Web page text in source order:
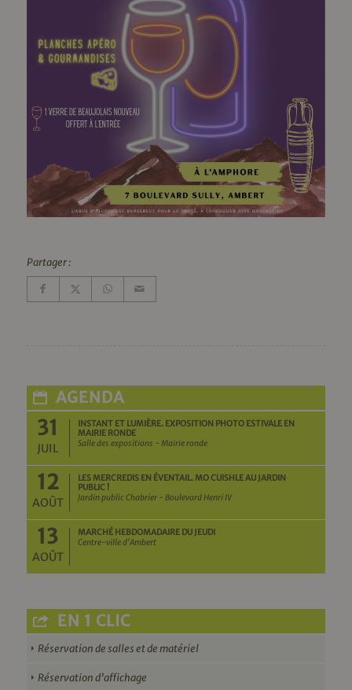
Partager :
AGENDA
31
JUIL
INSTANT ET LUMIÈRE. EXPOSITION PHOTO ESTIVALE EN
MAIRIE RONDE
Salle des expositions - Mairie ronde
12
AOÛT
LES MERCREDIS EN ÉVENTAIL. MO CUISHLE AU JARDIN
PUBLIC !
Jardin public Chabrier - Boulevard Henri IV
13
AOÛT
MARCHÉ HEBDOMADAIRE DU JEUDI
Centre-ville d'Ambert
EN 1 CLIC
Réservation de salles et de matériel
Réservation d’affichage